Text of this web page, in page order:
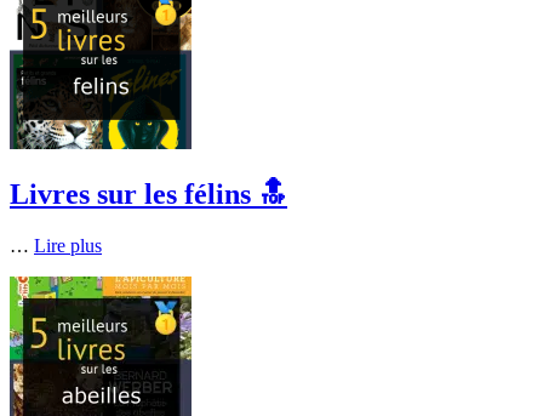
Livres sur les félins 🔝
… Lire plus